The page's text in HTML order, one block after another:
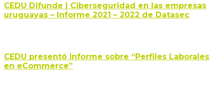
CEDU Difunde | Ciberseguridad en las empresas
uruguayas – Informe 2021 – 2022 de Datasec
CEDU presentó informe sobre “Perfiles Laborales
en eCommerce”